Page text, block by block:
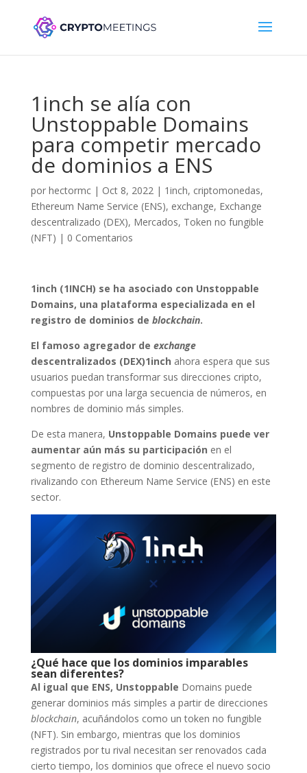
1inch se alía con
Unstoppable Domains
para competir mercado
de dominios a ENS
por hectormc| Oct 8, 2022| 1inch, criptomonedas,
Ethereum Name Service (ENS), exchange, Exchange
descentralizado (DEX), Mercados, Token no fungible
(NFT) | 0 Comentarios
1inch (1INCH) se ha asociado con Unstoppable
Domains, una plataforma especializada en el
registro de dominios de blockchain.
El famoso agregador de exchange
descentralizados (DEX)1inch ahora espera que sus
usuarios puedan transformar sus direcciones cripto,
compuestas por una larga secuencia de números, en
nombres de dominio más simples.
De esta manera, Unstoppable Domains puede ver
aumentar aún más su participación en el
segmento de registro de dominio descentralizado,
rivalizando con Ethereum Name Service (ENS) en este
sector.
¿Qué hace que los dominios imparables
sean diferentes?
Al igual que ENS, Unstoppable Domains puede
generar dominios más simples a partir de direcciones
blockchain, acuñándolos como un token no fungible
(NFT). Sin embargo, mientras que los dominios
registrados por tu rival necesitan ser renovados cada
cierto tiempo, los dominios que ofrece el nuevo socio